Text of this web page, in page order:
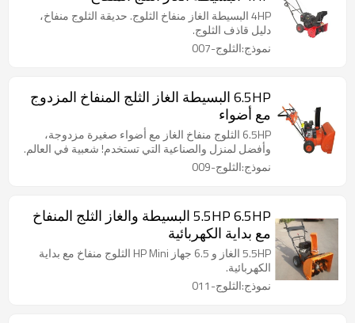
4HP البسيطة الغاز منفاخ الثلوج. حديقة الثلوج منفاخ،
دليل قاذف الثلوج.
نموذج:الثلوج-007
6.5HP البسيطة الغاز الثلج المنفاخ المزدوج
مع أضواء
6.5HP الثلوج منفاخ الغاز مع أضواء صغيرة مزدوجة،
وأفضل لمنزل والصناعية التي تستخدم! شعبية في العالم.
نموذج:الثلوج-009
5.5HP 6.5HP البسيطة والغاز الثلج المنفاخ
مع بداية الكهربائية
5.5HP الغاز و 6.5 جهاز HP Mini الثلوج منفاخ مع بداية
الكهربائية.
نموذج:الثلوج-011